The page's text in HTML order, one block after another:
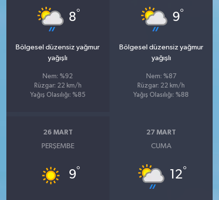
8°
Bölgesel düzensiz yağmur
yağışlı
Nem: %92
Rüzgar: 22 km/h
Yağış Olasılığı: %85
9°
Bölgesel düzensiz yağmur
yağışlı
Nem: %87
Rüzgar: 22 km/h
Yağış Olasılığı: %88
26 MART
PERŞEMBE
9°
27 MART
CUMA
12°